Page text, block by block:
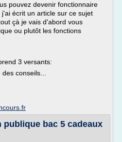
pouvez devenir fonctionnaire
écrit un article sur ce sujet
çà je vais d'abord vous
ou plutôt les fonctions
3 versants:
conseils...
bac 5 cadeaux